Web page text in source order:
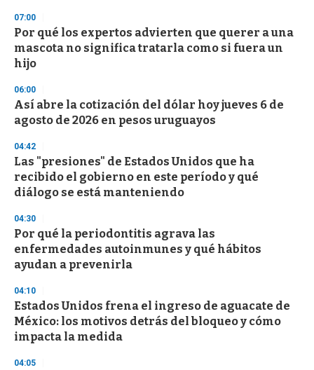
s
e
c
o
n
07:00
Por qué los expertos advierten que querer a una
mascota no significa tratarla como si fuera un
hijo
06:00
Así abre la cotización del dólar hoy jueves 6 de
agosto de 2026 en pesos uruguayos
04:42
Las "presiones" de Estados Unidos que ha
recibido el gobierno en este período y qué
diálogo se está manteniendo
04:30
Por qué la periodontitis agrava las
enfermedades autoinmunes y qué hábitos
ayudan a prevenirla
04:10
Estados Unidos frena el ingreso de aguacate de
México: los motivos detrás del bloqueo y cómo
impacta la medida
04:05